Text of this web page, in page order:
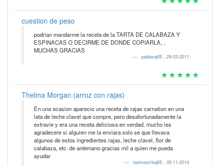
cuestion de peso
podrian mandarme la receta de la TARTA DE CALABAZA Y
ESPINACAS O DECIRME DE DONDE COPIARLA, ,
MUCHAS GRACIAS
pablocq05 , 29-03-2011
Thelma Morgan (arroz con rajas)
En una ocasion aparecio una receta de rajas carnation en una
lata de leche clavel que compre, pero desafortunadamente la
extravie y era una receta deliciosa en verdad, mucho les
agradecere si alguien me la enviara solo se que llevava
algunos de estos ingredientes rajas, leche clavel, flor de
calabaza, etc. de antemano gracias mil a quien me pueda
ayudar
tarimoro1kq05 , 05-11-2010